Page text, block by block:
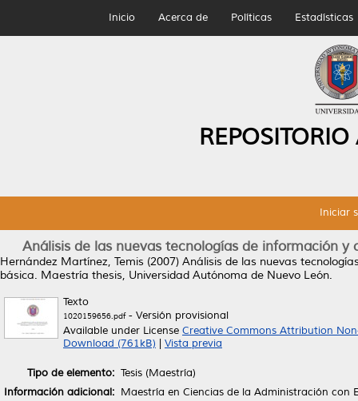
Inicio Acerca de Políticas Estadísticas
Iniciar
Análisis de las nuevas tecnologías de información
Hernández Martínez, Temis (2007) Análisis de las nuevas
básica. Maestría thesis, Universidad Autónoma de Nuevo León.
Texto
1020159656.pdf- Versión provisional
Available under License Creative Commons Attribution
Download (761kB)
Vista previa
Tipo de elemento: Tesis (Maestría)
Información adicional: Maestría en Ciencias de la Administración con